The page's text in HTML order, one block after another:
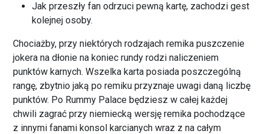
Jak przeszły fan odrzuci pewną kartę, zachodzi gest
kolejnej osoby.
Chociażby, przy niektórych rodzajach remika puszczenie
jokera na dłonie na koniec rundy rodzi naliczeniem
punktów karnych. Wszelka karta posiada poszczególną
rangę, zbytnio jaką po remiku przyznaje uwagi daną liczbę
punktów. Po Rummy Palace będziesz w całej każdej
chwili zagrać przy niemiecką wersję remika pochodzące
z innymi fanami konsol karcianych wraz z na całym